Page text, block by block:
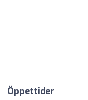
Öppettider